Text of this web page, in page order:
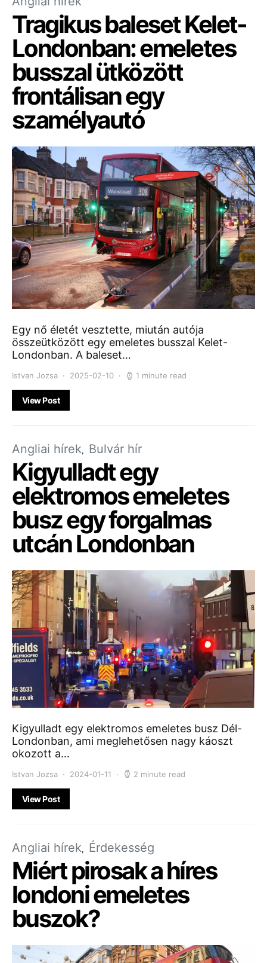
Tragikus baleset Kelet-
Londonban: emeletes
busszal ütközött
frontálisan egy
szamélyautó
Egy nő életét vesztette, miután autója
összeütközött egy emeletes busszal Kelet-
Londonban. A baleset…
Istvan Jozsa 2025-02-10 1 minute read
View Post
Angliai hírek Bulvár hír
Kigyulladt egy
elektromos emeletes
busz egy forgalmas
utcán Londonban
Kigyulladt egy elektromos emeletes busz Dél-
Londonban, ami meglehetősen nagy káoszt
okozott a…
Istvan Jozsa 2024-01-11 2 minute read
View Post
Angliai hírek Érdekesség
Miért pirosak a híres
londoni emeletes
buszok?